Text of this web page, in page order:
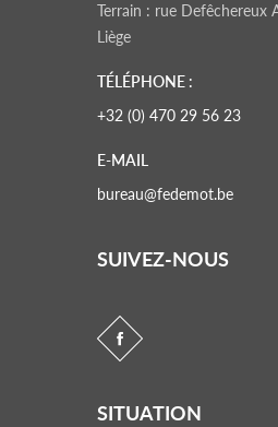
Terrain : rue Defêchereux
Liège
TÉLÉPHONE :
+32 (0) 470 29 56 23
E-MAIL
bureau@fedemot.be
SUIVEZ-NOUS
SITUATION